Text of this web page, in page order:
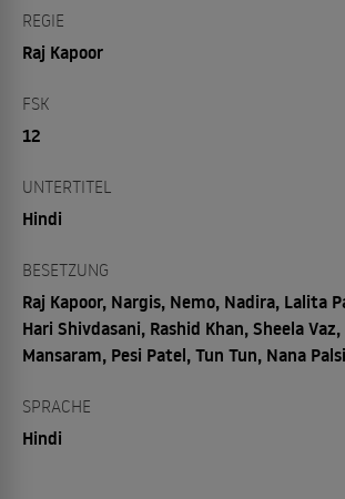
REGIE
Raj Kapoor
FSK
12
UNTERTITEL
Hindi
BESETZUNG
Raj Kapoor, Nargis, Nemo, Nadira, Lalita
Hari Shivdasani, Rashid Khan, Sheela
Mansaram, Pesi Patel, Tun Tun, Nana
SPRACHE
Hindi